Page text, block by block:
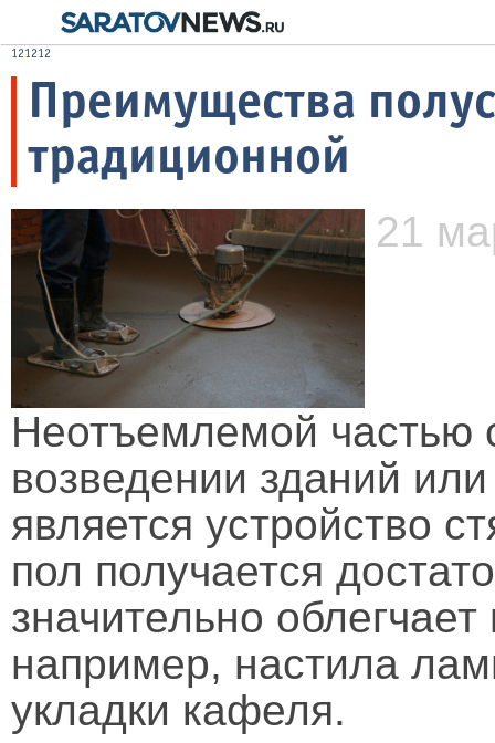
121212
Преимущества
традиционной
21
Неотъемлемой частью
возведении зданий
является устройство
пол получается
значительно
например, настила
укладки кафеля.